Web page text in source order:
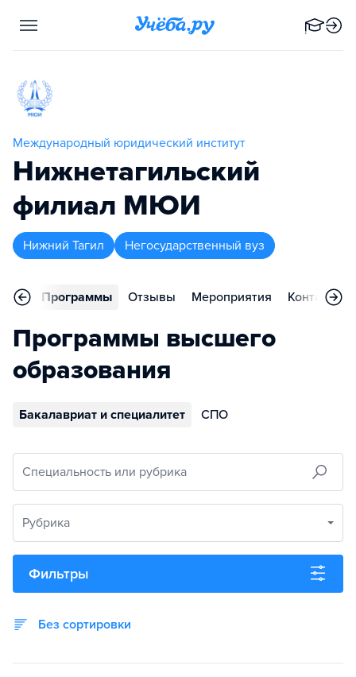
Международный юридический институт
Нижнетагильский
филиал МЮИ
Нижний Тагил Негосударственный вуз
Программы Отзывы Мероприятия Контакты
Программы высшего
образования
Бакалавриат и специалитет СПО
Специальность или рубрика
Рубрика
Фильтры
Без сортировки